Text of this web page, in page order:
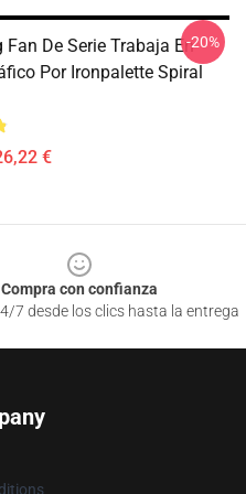
Fan De Serie Trabaja En
Por Ironpalette Spiral
€
-20%
Compra con confianza
7 desde los clics hasta la entrega